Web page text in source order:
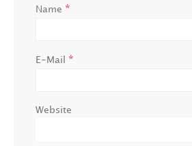
Name *
E-Mail *
Website